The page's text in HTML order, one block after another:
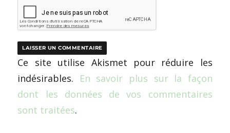
Ce site utilise Akismet pour réduire les
indésirables. En savoir plus sur la façon
dont les données de vos commentaires
sont traitées.